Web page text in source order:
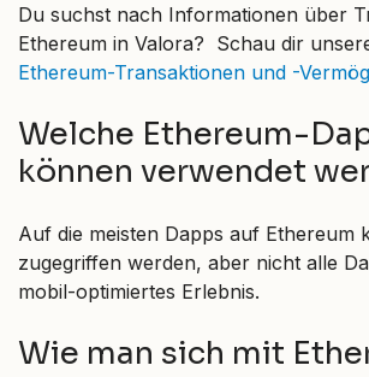
Du suchst nach Informationen über
Ethereum in Valora? Schau dir
Ethereum-Transaktionen und -
Welche Ethereum-
können verwendet
Auf die meisten Dapps auf Ethereum
zugegriffen werden, aber nicht alle
mobil-optimiertes Erlebnis.
Wie man sich mit